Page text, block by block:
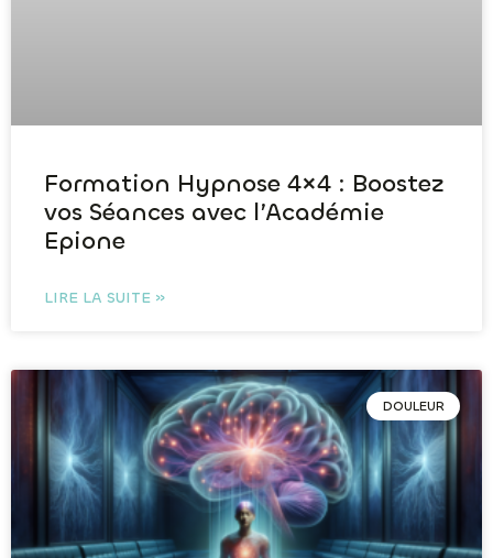
Formation Hypnose 4×4 : Boostez
vos Séances avec l’Académie
Epione
LIRE LA SUITE »
DOULEUR